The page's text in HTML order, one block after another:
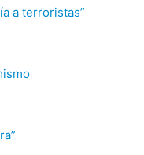
a terroristas”